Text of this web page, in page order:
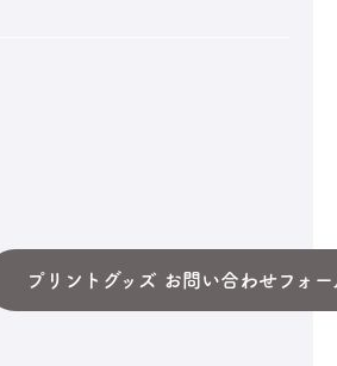
プリントグッズ お問い合わせフォー